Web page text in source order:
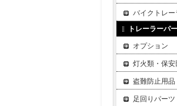
バイクトレー
トレーラーパ
オプション
灯火類・保安
盗難防止用品
足回りパーツ